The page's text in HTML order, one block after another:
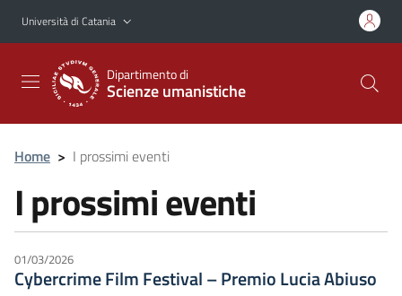
Vai al contenuto principale
Vai al menu di navigazione
Università di Catania
Dipartimento di
Scienze umanistiche
Home > I prossimi eventi
I prossimi eventi
01/03/2026
Cybercrime Film Festival – Premio Lucia Abiuso